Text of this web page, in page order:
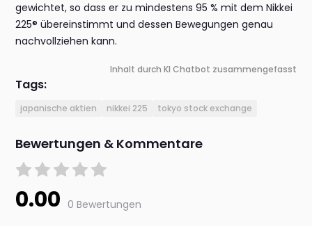
gewichtet, so dass er zu mindestens 95 % mit dem Nikkei
225® übereinstimmt und dessen Bewegungen genau
nachvollziehen kann.
Inhalt durch KI Chatbot zusammengefasst
Tags:
japanische aktien nikkei 225 tokyo stock exchange
Bewertungen & Kommentare
0.00 0 Bewertungen